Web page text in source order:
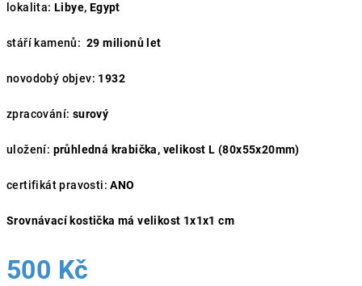
lokalita: Libye, Egypt
stáří kamenů: 29 milionů let
novodobý objev: 1932
zpracování: surový
uložení: průhledná krabička, velikost L (80x55x20mm)
certifikát pravosti: ANO
Srovnávací kostička má velikost 1x1x1 cm
500 Kč